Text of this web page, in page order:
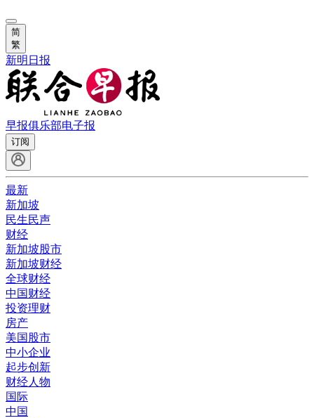
简
繁
新明日报
早报俱乐部电子报
订阅
最新
新加坡
民生民声
财经
新加坡股市
新加坡财经
全球财经
中国财经
投资理财
房产
美国股市
中小企业
起步创新
财经人物
国际
中国